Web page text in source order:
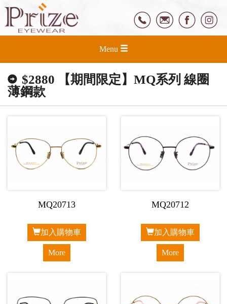
Menu
$2880 【期間限定】MQ系列 線圈
薄鋼款
MQ20713
加入購物車
More
MQ20712
加入購物車
More